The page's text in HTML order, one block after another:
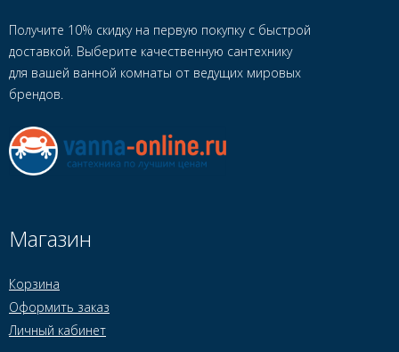
Получите 10% скидку на первую покупку с быстрой
доставкой. Выберите качественную сантехнику
для вашей ванной комнаты от ведущих мировых
брендов.
Магазин
Корзина
Оформить заказ
Личный кабинет